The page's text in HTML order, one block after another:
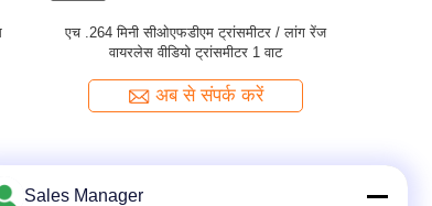
मिनी सीओएफडीएम एचडी वायरलेस ट्रांसमीटर, कम लेटेंसी
यूएवी वीडियो ट्रांसमीटर
अब से संपर्क करें
Sales Manager